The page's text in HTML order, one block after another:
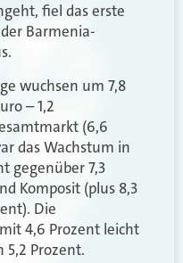
fiel das erste
Barmenia-
wuchsen um 7,8
– 1,2
(6,6
das Wachstum in
gegenüber 7,3
Komposit (plus 8,3
Die
4,6 Prozent leicht
Prozent.